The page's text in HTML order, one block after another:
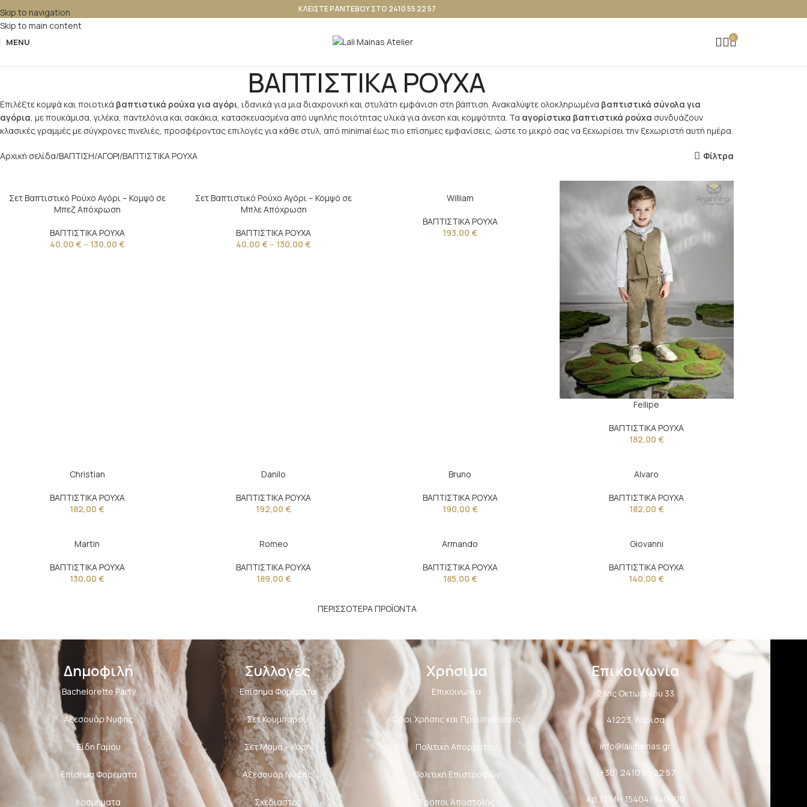
Skip to navigation
Skip to main content
ΚΛΕΙΣΤΕ ΡΑΝΤΕΒΟΥ ΣΤΟ 2410 55 22 57
MENU 0
ΒΑΠΤΙΣΤΙΚΑ ΡΟΥΧΑ
Επιλέξτε κομψά και ποιοτικά βαπτιστικά ρούχα για αγόρι, ιδανικά για μια διαχρονική και στυλάτη εμφάνιση στη βάπτιση. Ανακαλύψτε ολοκληρωμένα βαπτιστικά σύνολα για
αγόρια, με πουκάμισα, γιλέκα, παντελόνια και σακάκια, κατασκευασμένα από υψηλής ποιότητας υλικά για άνεση και κομψότητα. Τα αγορίστικα βαπτιστικά ρούχα συνδυάζουν
κλασικές γραμμές με σύγχρονες πινελιές, προσφέροντας επιλογές για κάθε στυλ, από minimal έως πιο επίσημες εμφανίσεις, ώστε το μικρό σας να ξεχωρίσει την ξεχωριστή αυτή ημέρα.
Αρχική σελίδα ΒΑΠΤΙΣΗ ΑΓΟΡΙ ΒΑΠΤΙΣΤΙΚΑ ΡΟΥΧΑ Φίλτρα
Σετ Βαπτιστικό Ρούχο Αγόρι – Κομψό σε
Μπεζ Απόχρωση
ΒΑΠΤΙΣΤΙΚΑ ΡΟΥΧΑ
40,00 € – 130,00 €
Σετ Βαπτιστικό Ρούχο Αγόρι – Κομψό σε
Μπλε Απόχρωση
ΒΑΠΤΙΣΤΙΚΑ ΡΟΥΧΑ
40,00 € – 130,00 €
William
ΒΑΠΤΙΣΤΙΚΑ ΡΟΥΧΑ
193,00 €
Fellipe
ΒΑΠΤΙΣΤΙΚΑ ΡΟΥΧΑ
182,00 €
Christian
ΒΑΠΤΙΣΤΙΚΑ ΡΟΥΧΑ
182,00 €
Danilo
ΒΑΠΤΙΣΤΙΚΑ ΡΟΥΧΑ
192,00 €
Bruno
ΒΑΠΤΙΣΤΙΚΑ ΡΟΥΧΑ
190,00 €
Alvaro
ΒΑΠΤΙΣΤΙΚΑ ΡΟΥΧΑ
182,00 €
Martin
ΒΑΠΤΙΣΤΙΚΑ ΡΟΥΧΑ
130,00 €
Romeo
ΒΑΠΤΙΣΤΙΚΑ ΡΟΥΧΑ
189,00 €
Armando
ΒΑΠΤΙΣΤΙΚΑ ΡΟΥΧΑ
185,00 €
Giovanni
ΒΑΠΤΙΣΤΙΚΑ ΡΟΥΧΑ
140,00 €
ΠΕΡΙΣΣΟΤΕΡΑ ΠΡΟΪΟΝΤΑ
Δημοφιλή
Bachelorette Party
Αξεσουάρ Νύφης
Είδη Γάμου
Επίσημα Φορέματα
Κοσμήματα
Συλλογές
Επίσημα Φορέματα
Σετ Κουμπάρου
Σετ Μαμά – Κόρη
Αξεσουάρ Νύφης
Σχεδιαστές
Χρήσιμα
Επικοινωνία
Όροι Χρήσης και Προϋποθέσεις
Πολιτική Aπορρήτου
Πολιτική Επιστροφών
Τρόποι Αποστολής
Επικοινωνία
28ης Οκτωβρίου 33
41223, Λάρισα
info@lalimainas.gr
(+30) 2410 55 22 57
Αρ. ΓΕΜΗ 154041940000